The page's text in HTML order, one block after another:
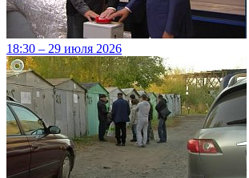
18:30 – 29 июля 2026